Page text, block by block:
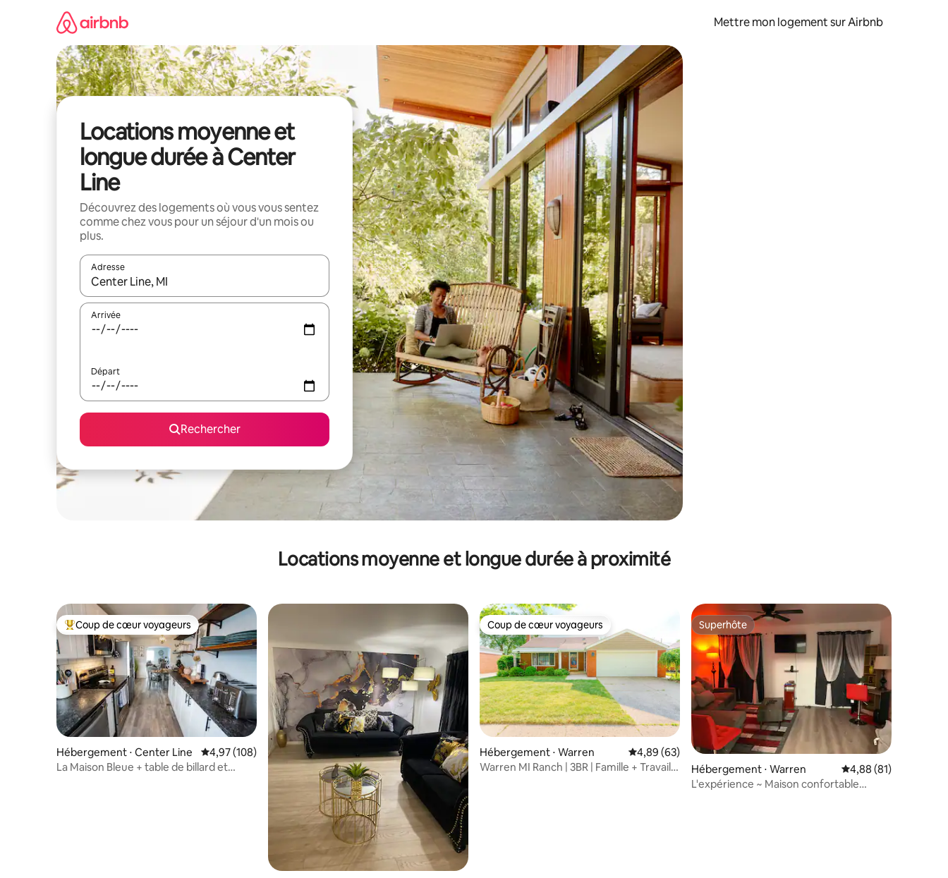
Mettre mon logement sur Airbnb
Locations moyenne et
longue durée à Center
Line
Découvrez des logements où vous vous sentez
comme chez vous pour un séjour d'un mois ou
plus.
Adresse
Lorsque les résultats s'affichent, utilisez les flèches vers le haut et vers le bas pour les parcourir ou en appuyant et en faisant glisser.
Arrivée
Départ
Rechercher
Locations moyenne et longue durée à proximité
Coups de cœur voyageurs les plus appréciés
Coup de cœur voyageurs
Hébergement ⋅ Center Line Évaluation moyenne sur la base de 108 commentaires : 4,97 sur 5
4,97 (108)
La Maison Bleue + table de billard et
Coup de cœur voyageurs
Coup de cœur voyageurs
Hébergement ⋅ Warren Évaluation moyenne sur la base de 63 commentaires : 4,89 sur 5
4,89 (63)
Warren MI Ranch | 3BR | Famille + Travail à
Superhôte
Superhôte
Hébergement ⋅ Warren Évaluation moyenne
4,88 (81)
L'expérience ~ Maison confortable